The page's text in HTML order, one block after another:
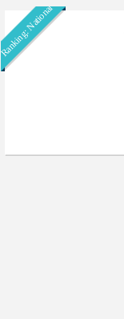
Ranking: National